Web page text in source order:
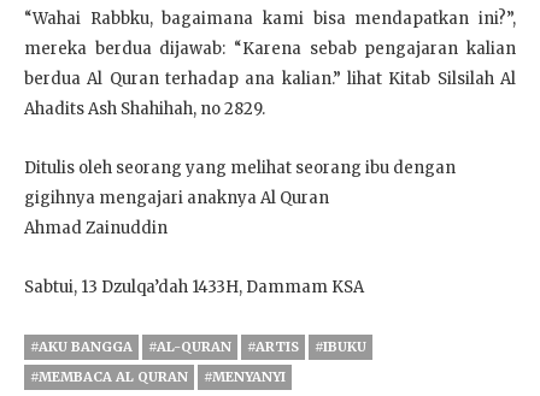
“Wahai Rabbku, bagaimana kami bisa mendapatkan ini?”,
mereka berdua dijawab: “Karena sebab pengajaran kalian
berdua Al Quran terhadap ana kalian.” lihat Kitab Silsilah Al
Ahadits Ash Shahihah, no 2829.
Ditulis oleh seorang yang melihat seorang ibu dengan
gigihnya mengajari anaknya Al Quran
Ahmad Zainuddin
Sabtui, 13 Dzulqa’dah 1433H, Dammam KSA
#AKU BANGGA #AL-QURAN #ARTIS
#IBUKU
#MEMBACA AL QURAN
#MENYANYI